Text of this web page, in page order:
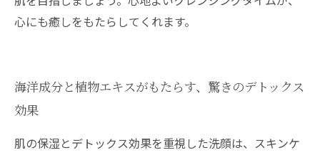
心にも癒しをもたらしてくれます。
海洋成分と植物エキスがもたらす、驚きのデトックス
効果
肌の保湿とデトックス効果を重視した洗顔は、スキンケ